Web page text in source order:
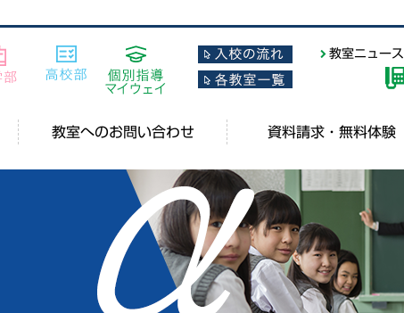
教室ニュース
教室へのお問い合わせ 資料請求・無料体験